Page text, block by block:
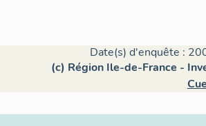
Date(s) d'enquête :
(c) Région Ile-de-France -